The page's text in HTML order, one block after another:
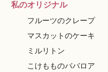
私のオリジナル
フルーツのクレープ
マスカットのケーキ
ミルリトン
こけもものババロア